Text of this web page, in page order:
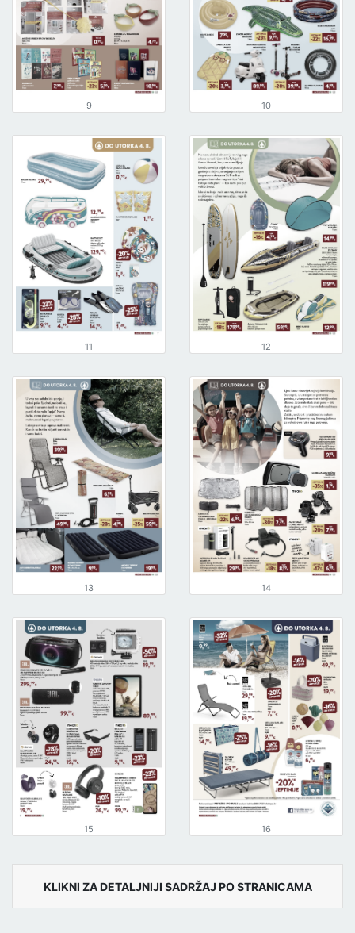
9 10
11 12
13 14
15 16
KLIKNI ZA DETALJNIJI SADRŽAJ PO STRANICAMA